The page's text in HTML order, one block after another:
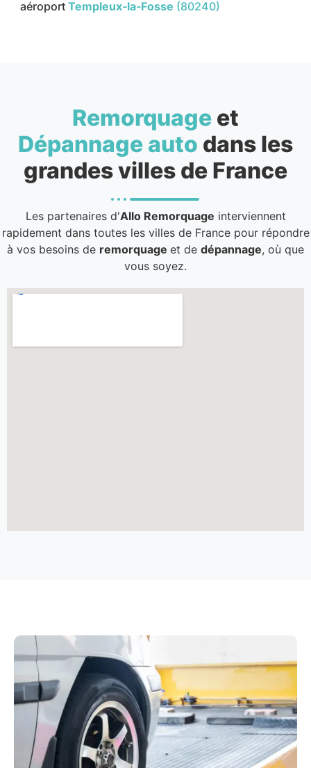
aéroport Templeux-la-Fosse (80240)
Remorquage et
Dépannage auto dans les
grandes villes de France
Les partenaires d'Allo Remorquage interviennent
rapidement dans toutes les villes de France pour répondre
à vos besoins de remorquage et de dépannage, où que
vous soyez.